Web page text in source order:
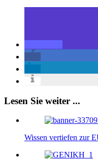
Lesen Sie weiter ...
Wissen vertiefen zur